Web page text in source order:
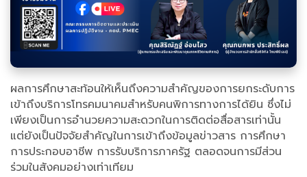
ผลการศึกษาสะท้อนให้เห็นถึงความสำคัญของการยกระดับการ
เข้าถึงบริการโทรคมนาคมสำหรับคนพิการทางการได้ยิน ซึ่งไม่
เพียงเป็นการอำนวยความสะดวกในการติดต่อสื่อสารเท่านั้น
แต่ยังเป็นปัจจัยสำคัญในการเข้าถึงข้อมูลข่าวสาร การศึกษา
การประกอบอาชีพ การรับบริการภาครัฐ ตลอดจนการมีส่วน
ร่วมในสังคมอย่างเท่าเทียม